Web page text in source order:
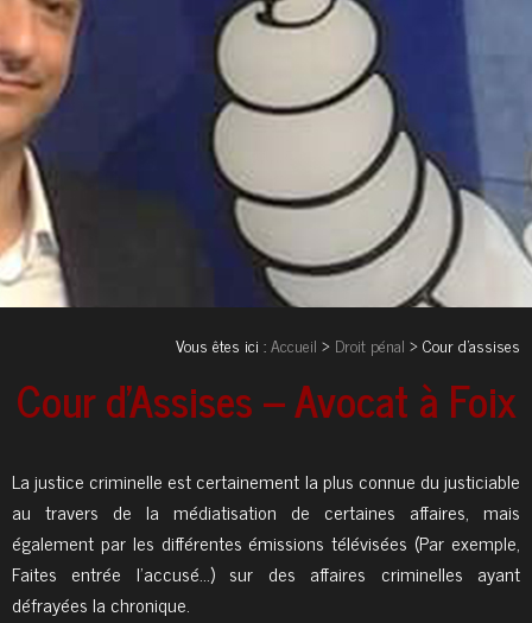
Vous êtes ici :Accueil > Droit pénal > Cour d'assises
Cour d'Assises – Avocat à Foix
La justice criminelle est certainement la plus connue du justiciable
au travers de la médiatisation de certaines affaires, mais
également par les différentes émissions télévisées (Par exemple,
Faites entrée l’accusé…) sur des affaires criminelles ayant
défrayées la chronique.